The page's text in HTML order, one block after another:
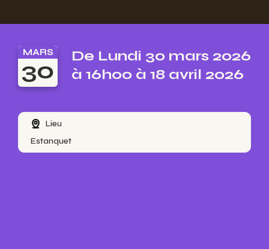
MARS
30
De Lundi 30 mars 2026
à 16h00 à 18 avril 2026
Lieu
Estanquet